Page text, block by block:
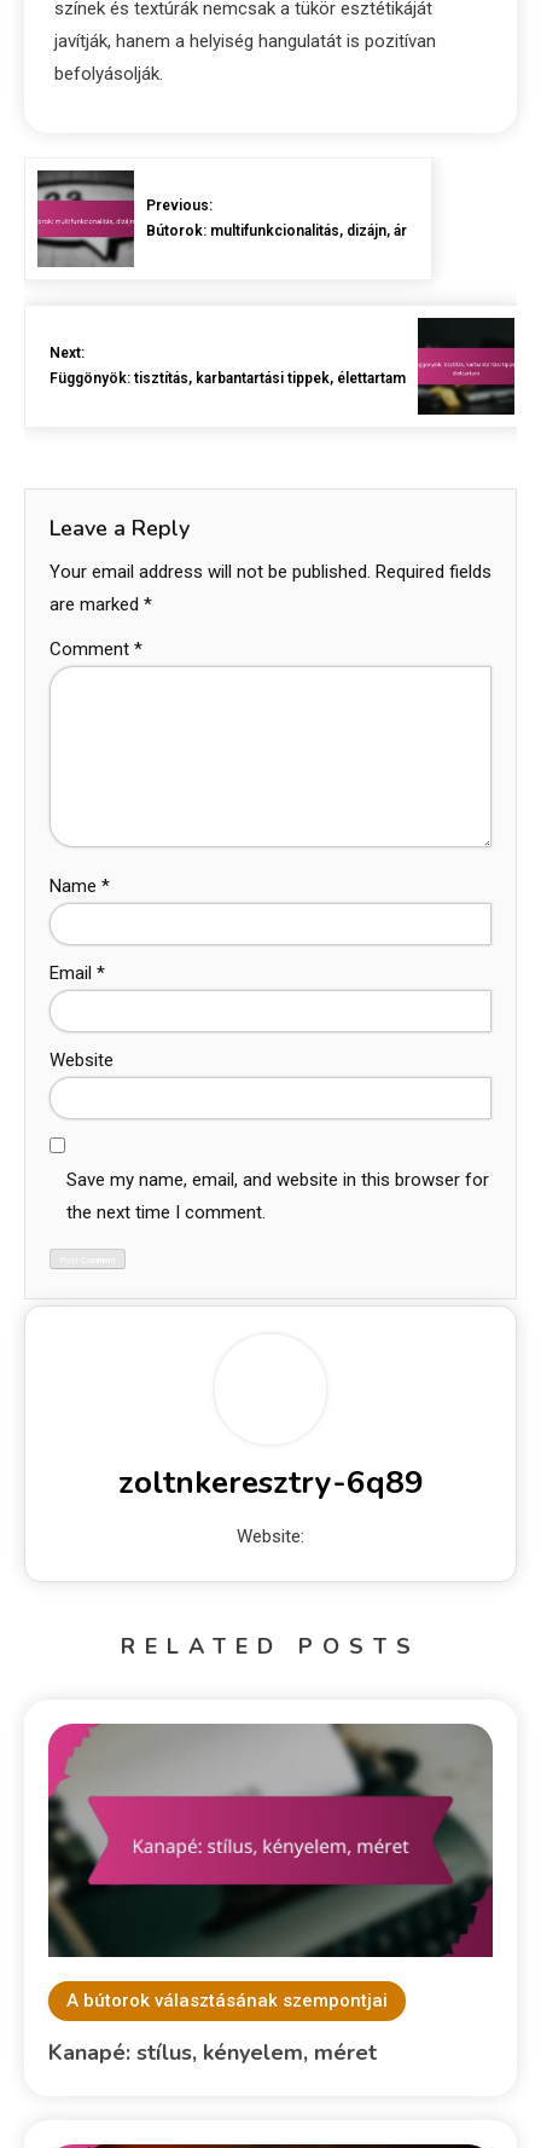
színek és textúrák nemcsak a tükör esztétikáját
javítják, hanem a helyiség hangulatát is pozitívan
befolyásolják.
Previous:
Bútorok: multifunkcionalitás, dizájn, ár
Next:
Függönyök: tisztítás, karbantartási tippek, élettartam
Leave a Reply
Your email address will not be published. Required fields
are marked *
Comment *
Name *
Email *
Website
Save my name, email, and website in this browser for
the next time I comment.
zoltnkeresztry-6q89
Website:
RELATED POSTS
A bútorok választásának szempontjai
Kanapé: stílus, kényelem, méret